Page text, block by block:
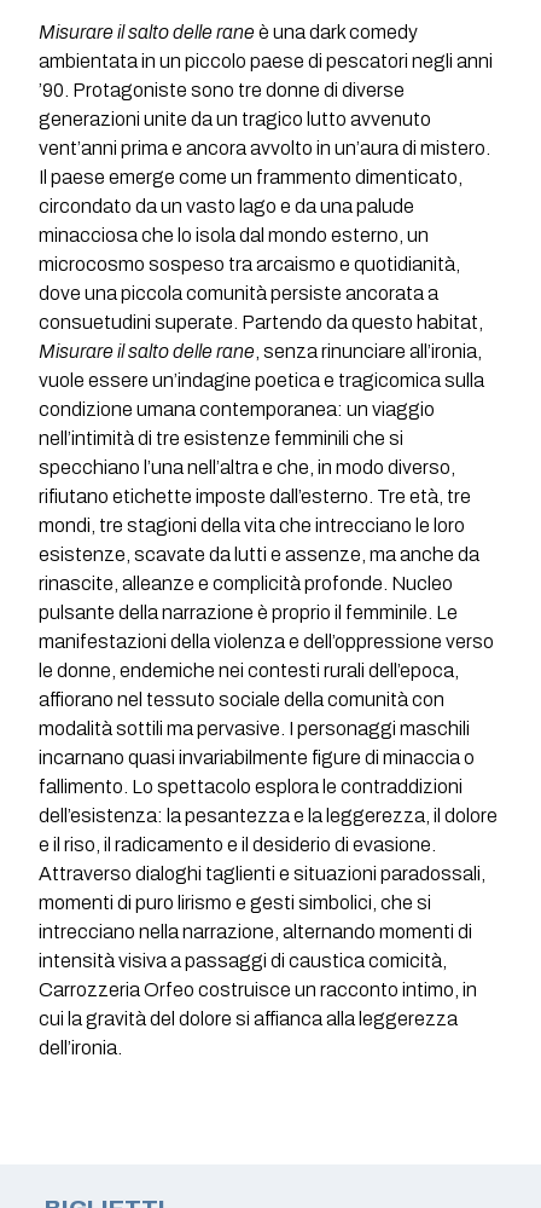
Misurare il salto delle raneè una dark comedy
ambientata in un piccolo paese di pescatori negli anni
’90. Protagoniste sono tre donne di diverse
generazioni unite da un tragico lutto avvenuto
vent’anni prima e ancora avvolto in un’aura di mistero.
Il paese emerge come un frammento dimenticato,
circondato da un vasto lago e da una palude
minacciosa che lo isola dal mondo esterno, un
microcosmo sospeso tra arcaismo e quotidianità,
dove una piccola comunità persiste ancorata a
consuetudini superate. Partendo da questo habitat,
Misurare il salto delle rane , senza rinunciare all’ironia,
vuole essere un’indagine poetica e tragicomica sulla
condizione umana contemporanea: un viaggio
nell’intimità di tre esistenze femminili che si
specchiano l’una nell’altra e che, in modo diverso,
rifiutano etichette imposte dall’esterno. Tre età, tre
mondi, tre stagioni della vita che intrecciano le loro
esistenze, scavate da lutti e assenze, ma anche da
rinascite, alleanze e complicità profonde. Nucleo
pulsante della narrazione è proprio il femminile. Le
manifestazioni della violenza e dell’oppressione verso
le donne, endemiche nei contesti rurali dell’epoca,
affiorano nel tessuto sociale della comunità con
modalità sottili ma pervasive. I personaggi maschili
incarnano quasi invariabilmente figure di minaccia o
fallimento. Lo spettacolo esplora le contraddizioni
dell’esistenza: la pesantezza e la leggerezza, il dolore
e il riso, il radicamento e il desiderio di evasione.
Attraverso dialoghi taglienti e situazioni paradossali,
momenti di puro lirismo e gesti simbolici, che si
intrecciano nella narrazione, alternando momenti di
intensità visiva a passaggi di caustica comicità,
Carrozzeria Orfeo costruisce un racconto intimo, in
cui la gravità del dolore si affianca alla leggerezza
dell’ironia.